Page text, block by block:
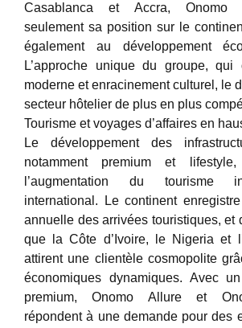
Casablanca et Accra, Onomo
seulement sa position sur le
également au développement
L’approche unique du groupe, qui
moderne et enracinement culturel, le
secteur hôtelier de plus en plus
Tourisme et voyages d’affaires en
Le développement des
notamment premium et
l’augmentation du tourisme
international. Le continent
annuelle des arrivées touristiques, et
que la Côte d’Ivoire, le Nigeria et
attirent une clientèle cosmopolite
économiques dynamiques. Avec
premium, Onomo Allure et
répondent à une demande pour des